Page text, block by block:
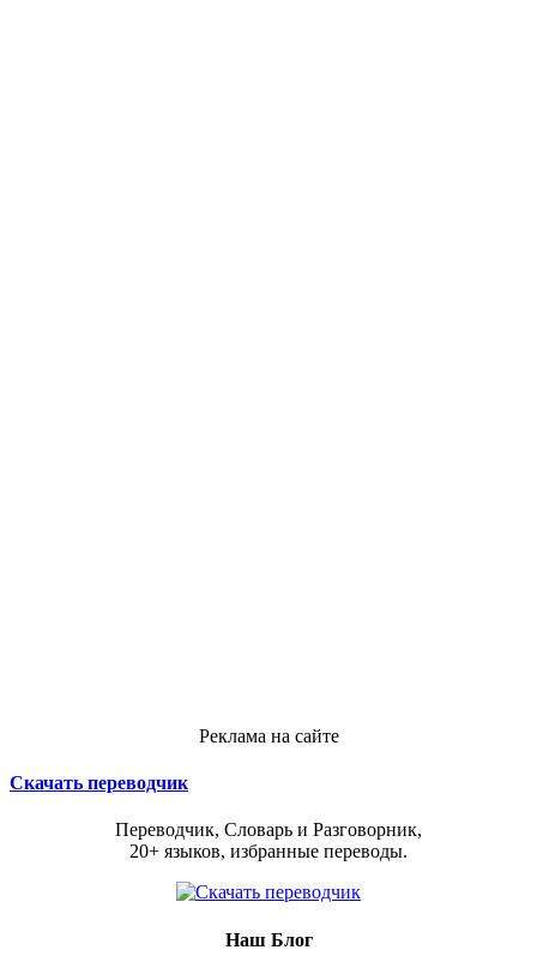
Реклама на сайте
Скачать переводчик
Переводчик, Словарь и Разговорник,
20+ языков, избранные переводы.
Наш Блог